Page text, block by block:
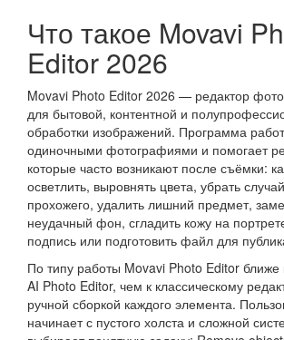
Что такое Movavi
Editor 2026
Movavi Photo Editor 2026 — редактор
для бытовой, контентной и
обработки изображений. Программа
одиночными фотографиями и помогает
которые часто возникают после съёмки:
осветлить, выровнять цвета, убрать
прохожего, удалить лишний предмет,
неудачный фон, сгладить кожу на
подпись или подготовить файл для
По типу работы Movavi Photo Editor ближе
AI Photo Editor, чем к классическому
ручной сборкой каждого элемента.
начинает с пустого холста и сложной